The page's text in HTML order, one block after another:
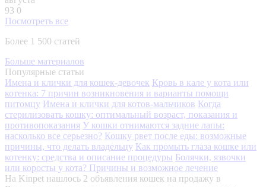
93 0
Посмотреть все
Более 1 500 статей
Больше материалов
Популярные статьи
Имена и клички для кошек-девочек Кровь в кале у кота или
котенка: 7 причин возникновения и варианты помощи
питомцу Имена и клички для котов-мальчиков Когда
стерилизовать кошку: оптимальный возраст, показания и
противопоказания У кошки отнимаются задние лапы:
насколько все серьезно? Кошку рвет после еды: возможные
причины, что делать владельцу Как промыть глаза кошке или
котенку: средства и описание процедуры Болячки, язвочки
или коросты у кота? Причины и возможное лечение
На Kinpet нашлось 2 объявления кошек на продажу в